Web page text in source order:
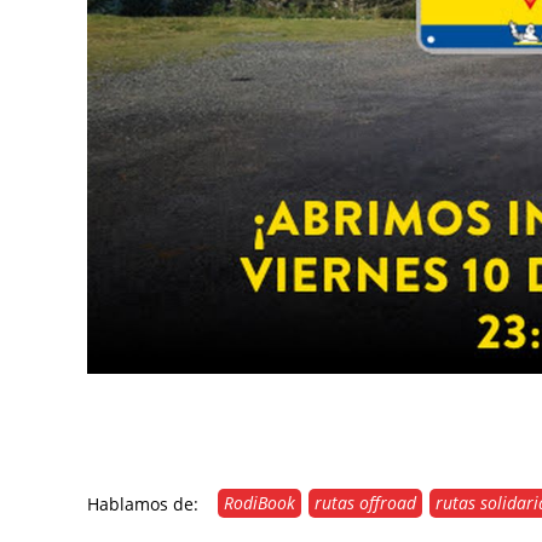
Hablamos de: RodiBook rutas offroad rutas